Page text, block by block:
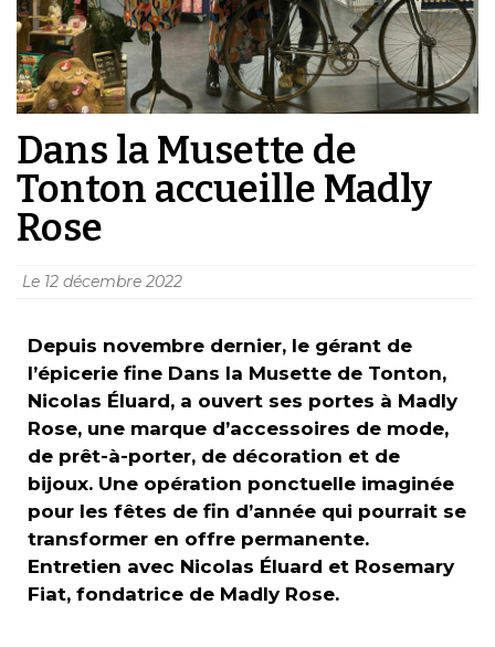
Dans la Musette de
Tonton accueille Madly
Rose
Le 12 décembre 2022
Depuis novembre dernier, le gérant de
l’épicerie fine Dans la Musette de Tonton,
Nicolas Éluard, a ouvert ses portes à Madly
Rose, une marque d’accessoires de mode,
de prêt-à-porter, de décoration et de
bijoux. Une opération ponctuelle imaginée
pour les fêtes de fin d’année qui pourrait se
transformer en offre permanente.
Entretien avec Nicolas Éluard et Rosemary
Fiat, fondatrice de Madly Rose.